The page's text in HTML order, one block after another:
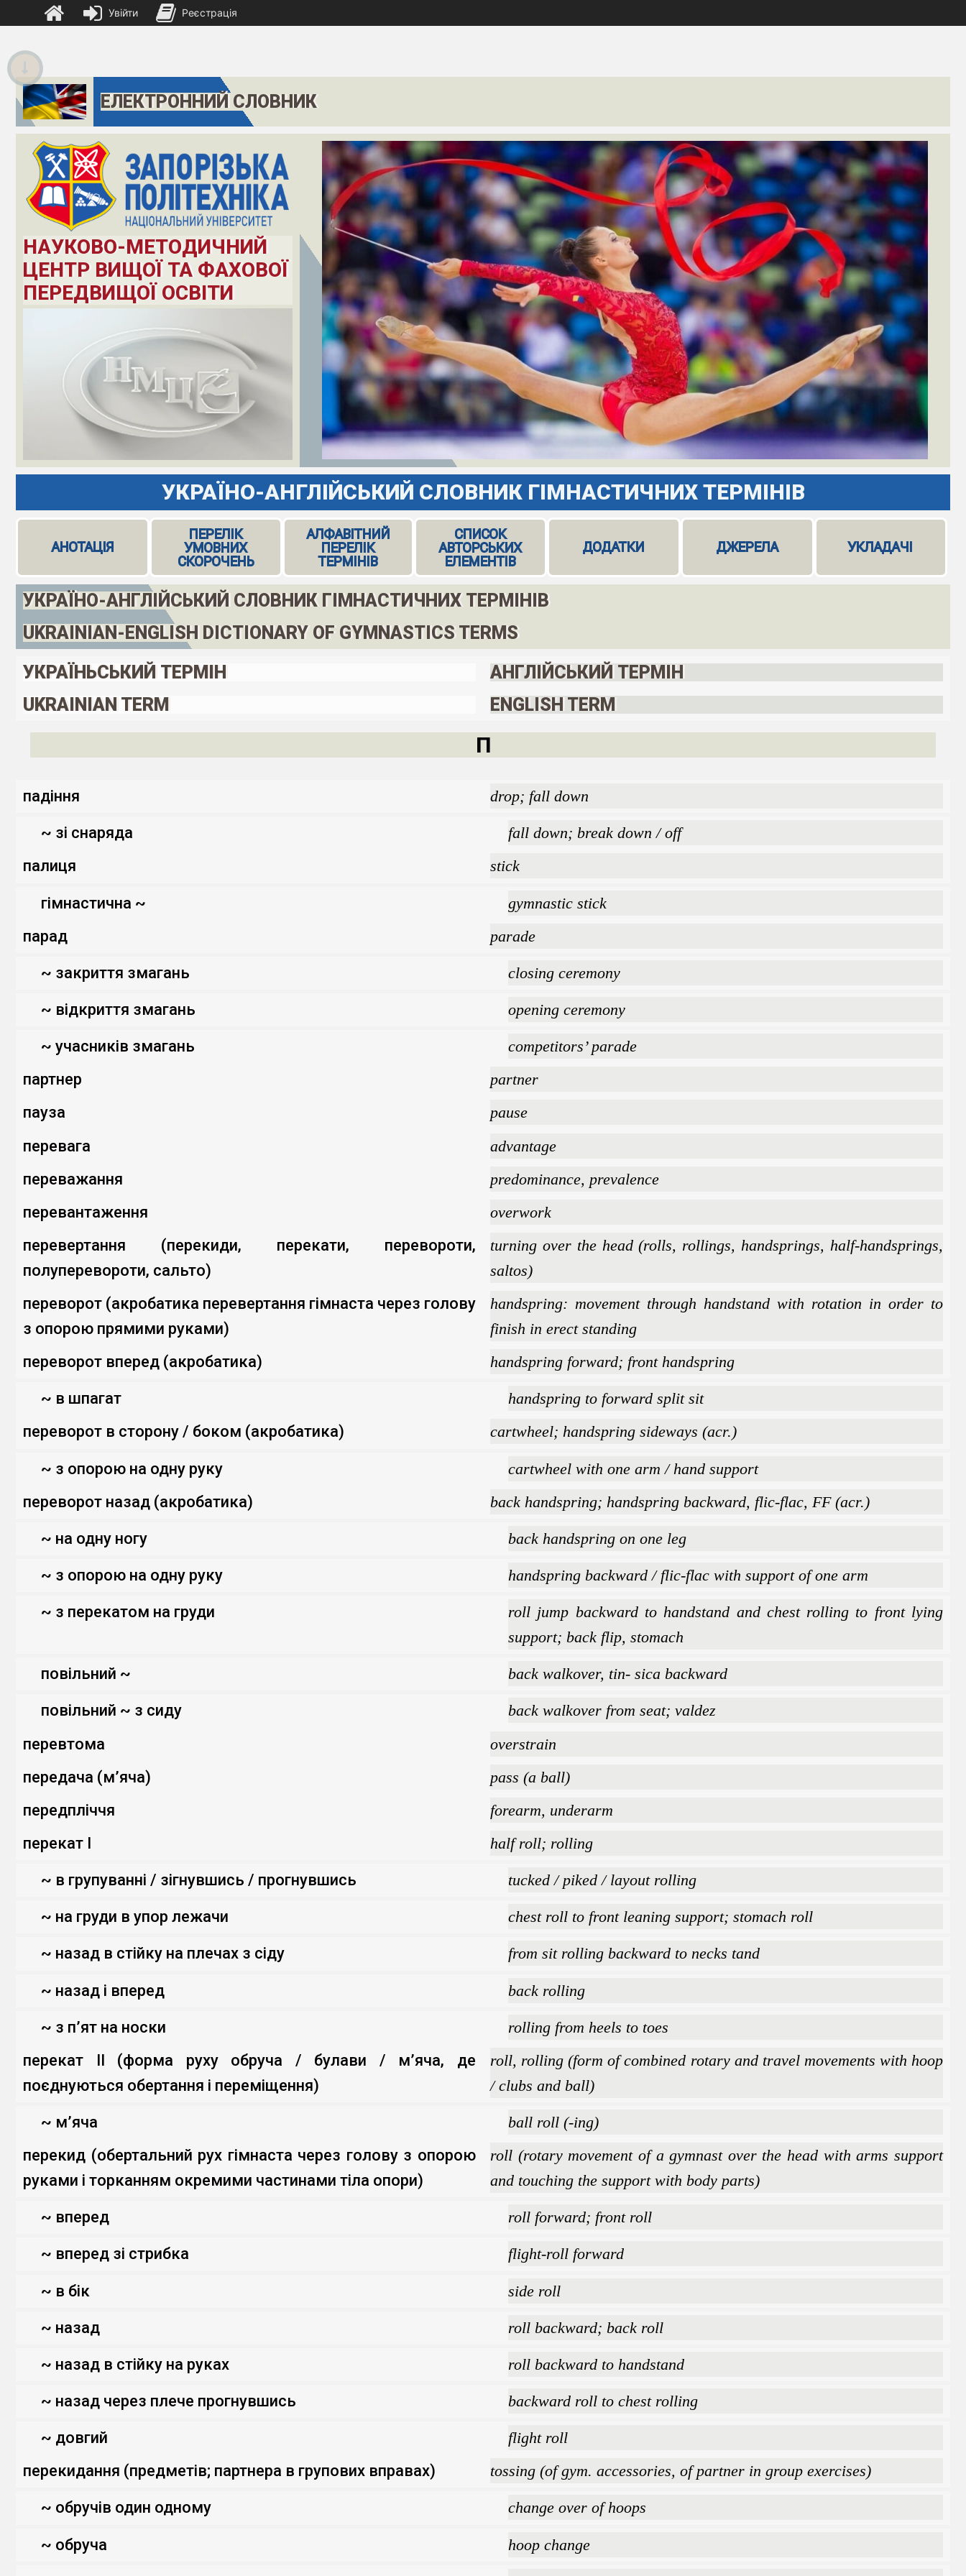
ЕЛЕКТРОННИЙ СЛОВНИК
НАУКОВО-МЕТОДИЧНИЙ
ЦЕНТР ВИЩОЇ ТА ФАХОВОЇ
ПЕРЕДВИЩОЇ ОСВІТИ
УКРАЇНО-АНГЛІЙСЬКИЙ СЛОВНИК ГІМНАСТИЧНИХ ТЕРМІНІВ
АНОТАЦІЯ
ПЕРЕЛІК
УМОВНИХ
СКОРОЧЕНЬ
АЛФАВІТНИЙ
ПЕРЕЛІК
ТЕРМІНІВ
СПИСОК
АВТОРСЬКИХ
ЕЛЕМЕНТІВ
ДОДАТКИ ДЖЕРЕЛА УКЛАДАЧІ
УКРАЇНО-АНГЛІЙСЬКИЙ СЛОВНИК ГІМНАСТИЧНИХ ТЕРМІНІВ
UKRAINIAN-ENGLISH DICTIONARY OF GYMNASTICS TERMS
УКРАЇНЬСЬКИЙ ТЕРМІН
UKRAINIAN TERM
АНГЛІЙСЬКИЙ ТЕРМІН
ENGLISH TERM
П
падіння drop; fall down
~ зі снаряда
fall down; break down / off
палиця
stick
гімнастична ~
gymnastic stick
парад
parade
~ закриття змагань closing ceremony
~ відкриття змагань opening ceremony
~ учасників змагань
competitors’ parade
партнер
partner
пауза
pause
перевага
advantage
переважання
predominance, prevalence
перевантаження
overwork
перевертання (перекиди, перекати, перевороти,
полуперевороти, сальто)
turning over the head (rolls, rollings, handsprings, half-handsprings,
saltos)
переворот (акробатика перевертання гімнаста через голову
з опорою прямими руками)
handspring: movement through handstand with rotation in order to
finish in erect standing
переворот вперед (акробатика)
handspring forward; front handspring
~ в шпагат
handspring to forward split sit
переворот в сторону / боком (акробатика)
cartwheel; handspring sideways (acr.)
~ з опорою на одну руку
cartwheel with one arm / hand support
переворот назад (акробатика)
back handspring; handspring backward, flic-flac, FF (acr.)
~ на одну ногу back handspring on one leg
~ з опорою на одну руку handspring backward / flic-flac with support of one arm
~ з перекатом на груди
roll jump backward to handstand and chest rolling to front lying
support; back flip, stomach
повільний ~ back walkover, tin- sica backward
повільний ~ з сиду
back walkover from seat; valdez
перевтома
overstrain
передача (м’яча)
pass (a ball)
передпліччя
forearm, underarm
перекат І
half roll; rolling
~ в групуванні / зігнувшись / прогнувшись tucked / piked / layout rolling
~ на груди в упор лежачи chest roll to front leaning support; stomach roll
~ назад в стійку на плечах з сіду from sit rolling backward to necks tand
~ назад і вперед back rolling
~ з п’ят на носки
rolling from heels to toes
перекат ІІ (форма руху обруча / булави / м’яча, де
поєднуються обертання і переміщення)
roll, rolling (form of combined rotary and travel movements with hoop
/ clubs and ball)
~ м’яча
ball roll (-ing)
перекид (обертальний рух гімнаста через голову з опорою
руками і торканням окремими частинами тіла опори)
roll (rotary movement of a gymnast over the head with arms support
and touching the support with body parts)
~ вперед roll forward; front roll
~ вперед зі стрибка flight-roll forward
~ в бік side roll
~ назад roll backward; back roll
~ назад в стійку на руках roll backward to handstand
~ назад через плече прогнувшись backward roll to chest rolling
~ довгий
flight roll
перекидання (предметів; партнера в групових вправах)
tossing (of gym. accessories, of partner in group exercises)
~ обручів один одному change over of hoops
~ обруча hoop change
Увійти Реєстрація